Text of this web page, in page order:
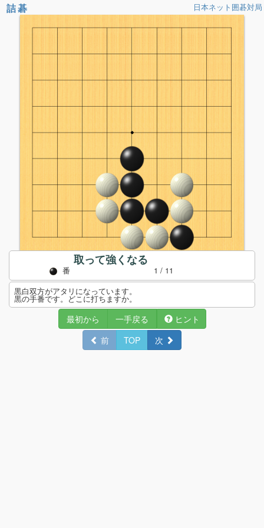
詰碁 日本ネット囲碁対局
取って強くなる
番 1 / 11
黒白双方がアタリになっています。
黒の手番です。どこに打ちますか。
最初から 一手戻る
ヒント
前
TOP 次